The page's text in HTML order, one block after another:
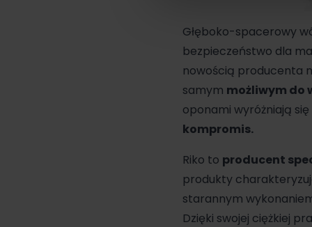
Głęboko-spacerowy
bezpieczeństwo dla
nowością producenta
samym możliwym do
oponami wyróżniają
kompromis.
Riko to producent
produkty
starannym
Dzięki swojej ciężkiej